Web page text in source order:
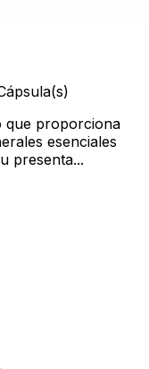
que proporciona
esenciales
presenta...